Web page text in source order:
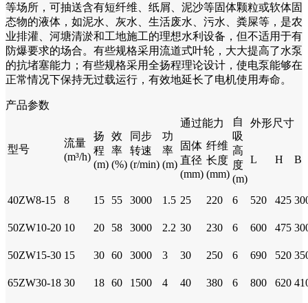
等场所，可抽送含有短纤维、纸屑、泥沙等固体颗粒或软体固
态物的液体，如泥水、灰水、生活废水、污水、粪屎等，是农
业排灌、河塘清淤和工地施工的理想水利设备，但不适用于有
防爆要求的场合。有些规格采用流道式叶轮，大大提高了水泵
的抗堵塞能力；有些规格采用全扬程理论设计，使电泵能够在
正常情况下保持无过载运行，有效地延长了电机使用寿命。
产品参数
型号
流量
(m³/h)
扬
程
(m)
效
率
(%)
同步
转速
(r/min)
功
率
(m)
通过能力
自
吸
高
度
(m)
外形尺寸
固体
直径
(mm)
纤维
长度
(mm)
L H B
40ZW8-15 8 15 55 3000 1.5 25 220 6 520 425
50ZW10-20 10 20 58 3000 2.2 30 230 6 600 475
50ZW15-30 15 30 60 3000 3 30 250 6 690 520
65ZW30-18 30 18 60 1500 4 40 380 6 800 620